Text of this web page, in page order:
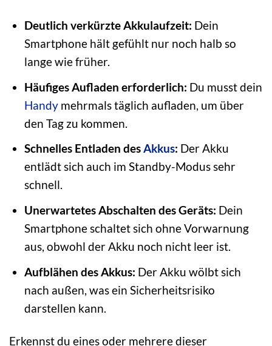
Deutlich verkürzte Akkulaufzeit: Dein
Smartphone hält gefühlt nur noch halb so
lange wie früher.
Häufiges Aufladen erforderlich: Du musst dein
Handymehrmals täglich aufladen, um über
den Tag zu kommen.
Schnelles Entladen desAkkus: Der Akku
entlädt sich auch im Standby-Modus sehr
schnell.
Unerwartetes Abschalten des Geräts: Dein
Smartphone schaltet sich ohne Vorwarnung
aus, obwohl der Akku noch nicht leer ist.
Aufblähen des Akkus: Der Akku wölbt sich
nach außen, was ein Sicherheitsrisiko
darstellen kann.
Erkennst du eines oder mehrere dieser